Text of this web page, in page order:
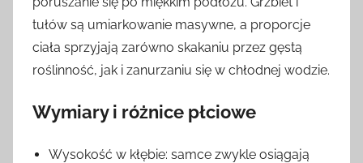
tułów są umiarkowanie masywne, a proporcje
ciała sprzyjają zarówno skakaniu przez gęstą
roślinność, jak i zanurzaniu się w chłodnej wodzie.
Wymiary i różnice płciowe
Wysokość w kłębie: samce zwykle osiągają